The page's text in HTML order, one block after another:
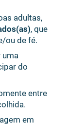
adultas,
, que
ou de fé.
uma
do
entre
em